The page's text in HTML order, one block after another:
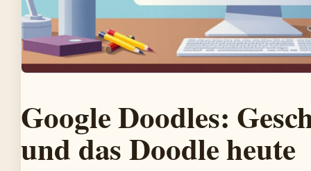
Google Doodles:
und das Doodle heute